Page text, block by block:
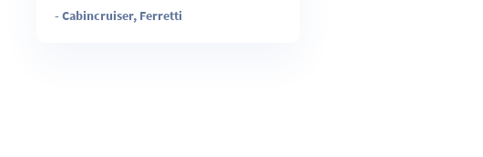
- Cabincruiser, Ferretti